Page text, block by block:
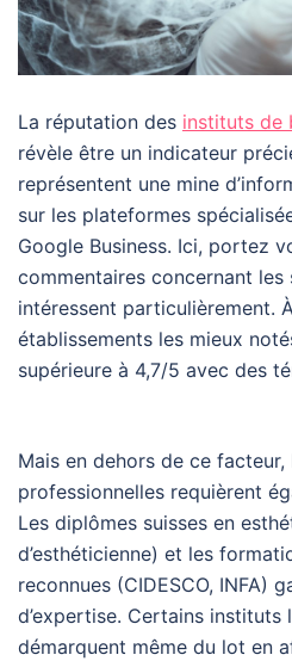
La réputation des instituts de
révèle être un indicateur
représentent une mine
sur les plateformes
Google Business. Ici, portez
commentaires concernant les
intéressent particulièrement.
établissements les mieux
supérieure à 4,7/5 avec des
Mais en dehors de ce
professionnelles requièrent
Les diplômes suisses en
d’esthéticienne) et les
reconnues (CIDESCO, INFA)
d’expertise. Certains instituts
démarquent même du lot en